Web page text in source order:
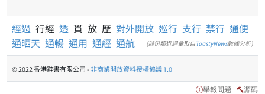
經過 行經 透 貫 放 歷 對外開放 巡行 支行 禁行 通便
通晒天 通暢 通用 通經 通航 (部份類近詞彙取自ToastyNews數據分析)
© 2022 香港辭書有限公司 -非商業開放資料授權協議 1.0
舉報問題 源碼